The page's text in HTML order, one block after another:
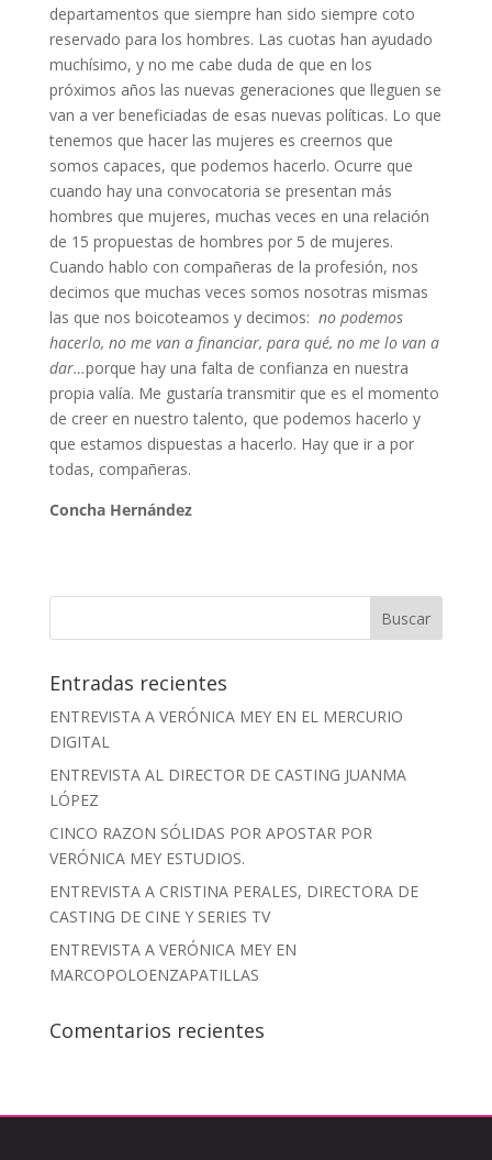
departamentos que siempre han sido siempre coto
reservado para los hombres. Las cuotas han ayudado
muchísimo, y no me cabe duda de que en los
próximos años las nuevas generaciones que lleguen se
van a ver beneficiadas de esas nuevas políticas. Lo que
tenemos que hacer las mujeres es creernos que
somos capaces, que podemos hacerlo. Ocurre que
cuando hay una convocatoria se presentan más
hombres que mujeres, muchas veces en una relación
de 15 propuestas de hombres por 5 de mujeres.
Cuando hablo con compañeras de la profesión, nos
decimos que muchas veces somos nosotras mismas
las que nos boicoteamos y decimos: no podemos
hacerlo, no me van a financiar, para qué, no me lo van a
dar…porque hay una falta de confianza en nuestra
propia valía. Me gustaría transmitir que es el momento
de creer en nuestro talento, que podemos hacerlo y
que estamos dispuestas a hacerlo. Hay que ir a por
todas, compañeras.
Concha Hernández
Entradas recientes
ENTREVISTA A VERÓNICA MEY EN EL MERCURIO
DIGITAL
ENTREVISTA AL DIRECTOR DE CASTING JUANMA
LÓPEZ
CINCO RAZON SÓLIDAS POR APOSTAR POR
VERÓNICA MEY ESTUDIOS.
ENTREVISTA A CRISTINA PERALES, DIRECTORA DE
CASTING DE CINE Y SERIES TV
ENTREVISTA A VERÓNICA MEY EN
MARCOPOLOENZAPATILLAS
Comentarios recientes